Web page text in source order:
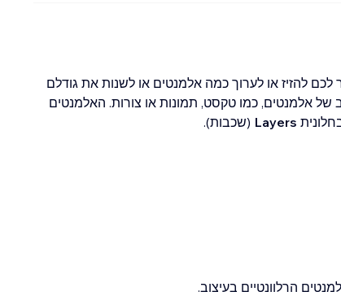
לכם להזיז או לערוך כמה אלמנטים או לשנות את גודלם
אלמנטים, כמו טקסט, תמונות או צורות. האלמנטים
Layers (שכבות).
הרלוונטיים בעיצוב.